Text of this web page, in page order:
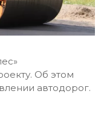
Об этом
автодорог.